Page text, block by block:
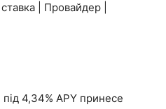
| Провайдер |
під 4,34% APY принесе